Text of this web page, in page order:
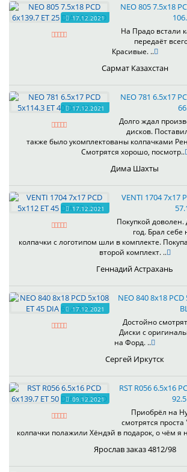
17.12.2021
NEO 805 7.5x18
На Прадо встали
передаёт
Красивые. ..
Сармат Казахстан
17.12.2021
NEO 781 6.5x17
Долго ждал
дисков.
также было укомплектованы колпачками
Смотрятся хорошо, посмотр..
Дима Шахты
17.12.2021
VENTI 1704 7x17
Покупкой доволен.
год. Брал себе
колпачки с логотипом шли в комплекте.
второй комплект. ..
Геннадий Астрахань
17.12.2021
NEO 840 8x18
Достойно
Диски с
на Форд. ..
Сергей Иркутск
09.12.2021
RST R056 6.5x16
Приобрёл на
смотрятся
колпачки полажили Хёндэй в подарок, о чём я
Ярослав заказ 4812/98